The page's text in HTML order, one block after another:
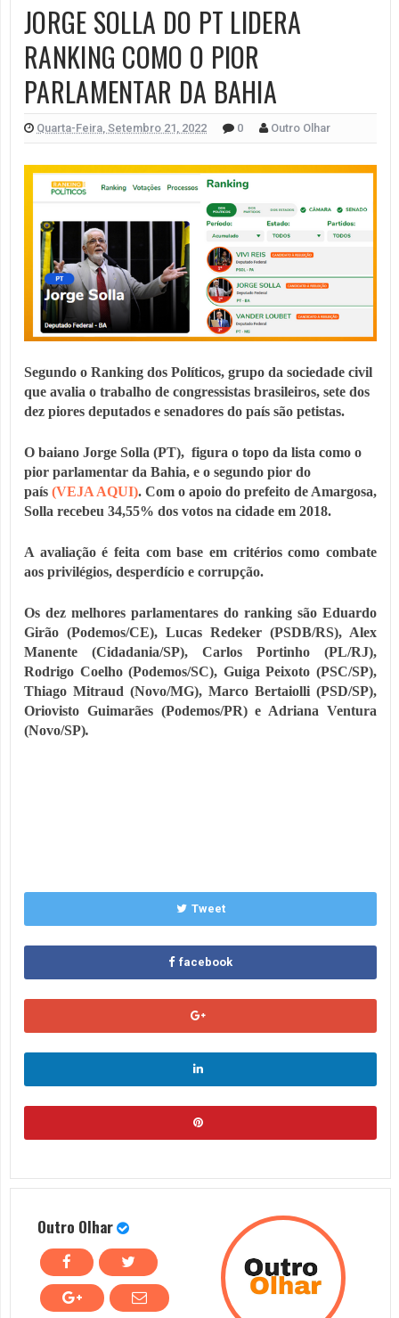
JORGE SOLLA DO PT LIDERA
RANKING COMO O PIOR
PARLAMENTAR DA BAHIA
Quarta-Feira, Setembro 21, 2022 0 Outro Olhar
Segundo o Ranking dos Políticos, grupo da sociedade civil
que avalia o trabalho de congressistas brasileiros, sete dos
dez piores deputados e senadores do país são petistas.
O baiano Jorge Solla (PT), figura o topo da lista como o
pior parlamentar da Bahia, e o segundo pior do
país (VEJA AQUI). Com o apoio do prefeito de Amargosa,
Solla recebeu 34,55% dos votos na cidade em 2018.
A avaliação é feita com base em critérios como combate
aos privilégios, desperdício e corrupção.
Os dez melhores parlamentares do ranking são Eduardo
Girão (Podemos/CE), Lucas Redeker (PSDB/RS), Alex
Manente (Cidadania/SP), Carlos Portinho (PL/RJ),
Rodrigo Coelho (Podemos/SC), Guiga Peixoto (PSC/SP),
Thiago Mitraud (Novo/MG), Marco Bertaiolli (PSD/SP),
Oriovisto Guimarães (Podemos/PR) e Adriana Ventura
(Novo/SP).
Tweet
facebook
Outro Olhar